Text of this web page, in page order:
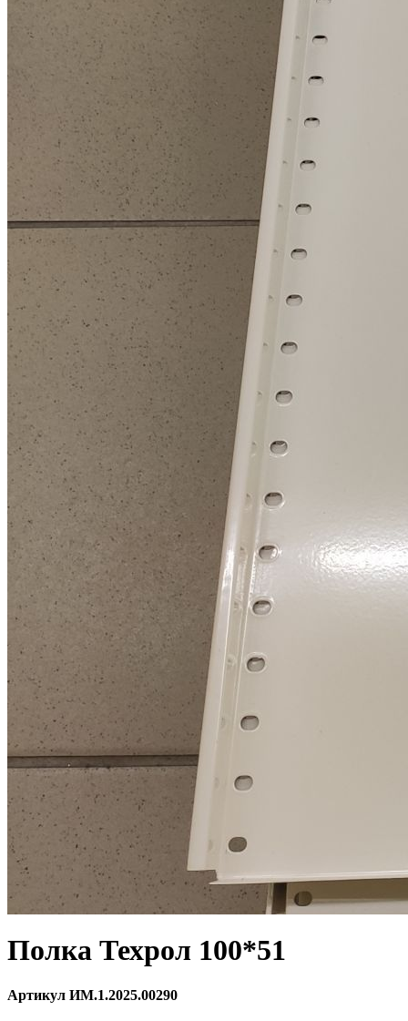
Полка Техрол 100*51
Артикул ИМ.1.2025.00290